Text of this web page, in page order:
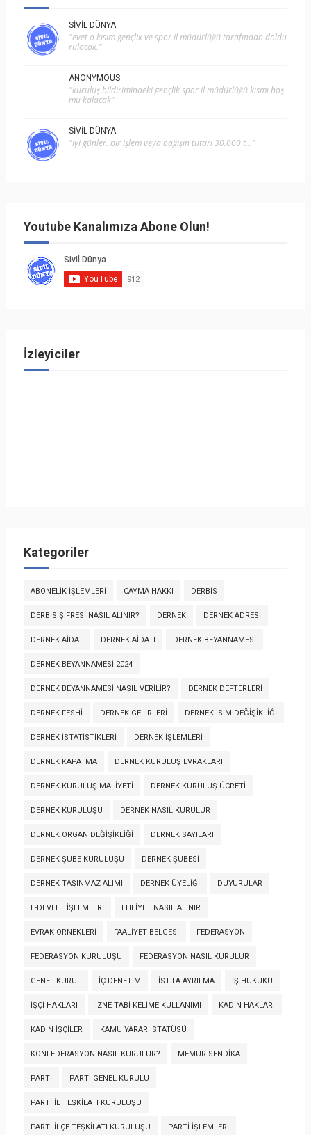
SIVIL DÜNYA
"evet o kısım gençlik ve spor i̇l müdürlüğü tarafından doldu
rulacak."
ANONYMOUS
"kuruluş bildirimindeki gençlik spor il müdürlüğü kısmı boş
mu kalacak"
SIVIL DÜNYA
"i̇yi günler. bir işlem veya bağışın tutarı 30.000 t..."
Youtube Kanalımıza Abone Olun!
İzleyiciler
Kategoriler
ABONELIK İŞLEMLERI CAYMA HAKKI DERBİS
DERBİS ŞIFRESI NASIL ALINIR? DERNEK DERNEK ADRESI
DERNEK AIDAT DERNEK AIDATI DERNEK BEYANNAMESI
DERNEK BEYANNAMESI 2024
DERNEK BEYANNAMESI NASIL VERILIR? DERNEK DEFTERLERI
DERNEK FESHI DERNEK GELIRLERI DERNEK İSIM DEĞIŞIKLIĞI
DERNEK İSTATISTIKLERI DERNEK İŞLEMLERI
DERNEK KAPATMA DERNEK KURULUŞ EVRAKLARI
DERNEK KURULUŞ MALIYETI DERNEK KURULUŞ ÜCRETI
DERNEK KURULUŞU DERNEK NASIL KURULUR
DERNEK ORGAN DEĞIŞIKLIĞI DERNEK SAYILARI
DERNEK ŞUBE KURULUŞU DERNEK ŞUBESI
DERNEK TAŞINMAZ ALIMI DERNEK ÜYELIĞI DUYURULAR
E-DEVLET İŞLEMLERI EHLIYET NASIL ALINIR
EVRAK ÖRNEKLERI FAALIYET BELGESI FEDERASYON
FEDERASYON KURULUŞU FEDERASYON NASIL KURULUR
GENEL KURUL İÇ DENETIM İSTIFA-AYRILMA İŞ HUKUKU
İŞÇI HAKLARI İZNE TABI KELIME KULLANIMI KADIN HAKLARI
KADIN İŞÇILER KAMU YARARI STATÜSÜ
KONFEDERASYON NASIL KURULUR? MEMUR SENDIKA
PARTI PARTI GENEL KURULU
PARTI İL TEŞKILATI KURULUŞU
PARTI İLÇE TEŞKILATI KURULUŞU PARTI İŞLEMLERI